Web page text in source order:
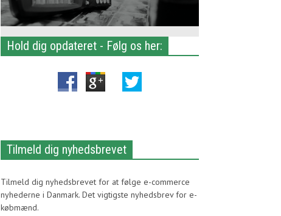
Hold dig opdateret - Følg os her:
Tilmeld dig nyhedsbrevet
Tilmeld dig nyhedsbrevet for at følge e-commerce
nyhederne i Danmark. Det vigtigste nyhedsbrev for e-
købmænd.